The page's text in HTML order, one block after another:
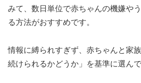
みて、数日単位で赤ちゃんの機嫌や
る方法がおすすめです。
情報に縛られすぎず、赤ちゃんと家
続けられるかどうか」を基準に選ん